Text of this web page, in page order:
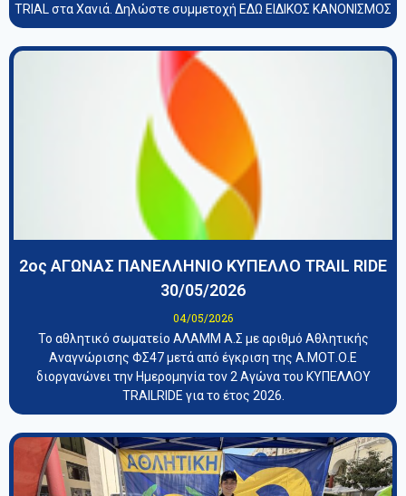
TRIAL στα Χανιά. Δηλώστε συμμετοχή ΕΔΩ ΕΙΔΙΚΟΣ ΚΑΝΟΝΙΣΜΟΣ
2ος ΑΓΩΝΑΣ ΠΑΝΕΛΛΗΝΙΟ ΚΥΠΕΛΛΟ TRAIL RIDE
30/05/2026
04/05/2026
Το αθλητικό σωματείο ΑΛΑΜΜ Α.Σ με αριθμό Αθλητικής
Αναγνώρισης ΦΣ47 μετά από έγκριση της Α.ΜΟΤ.Ο.Ε
διοργανώνει την Ημερομηνία τον 2 Αγώνα του ΚΥΠΕΛΛΟΥ
TRAILRIDE για το έτος 2026.